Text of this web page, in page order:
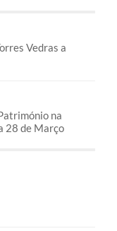
Vedras a
na
28 de Março